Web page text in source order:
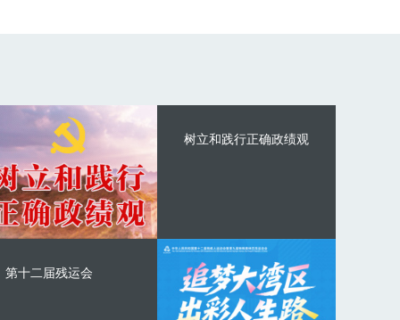
树立和践行正确政绩观
第十二届残运会